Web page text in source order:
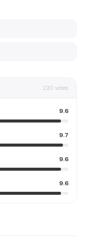
220 votes
9.6
9.7
9.6
9.6